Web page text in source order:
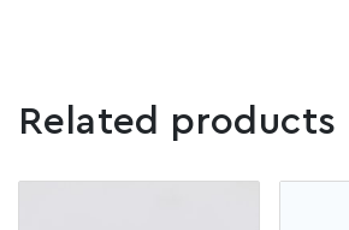
Related products